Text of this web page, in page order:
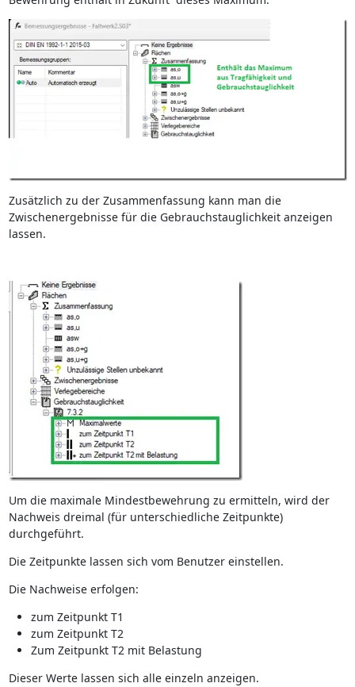
Zusätzlich zu der Zusammenfassung kann man die
Zwischenergebnisse für die Gebrauchstauglichkeit anzeigen
lassen.
Um die maximale Mindestbewehrung zu ermitteln, wird der
Nachweis dreimal (für unterschiedliche Zeitpunkte)
durchgeführt.
Die Zeitpunkte lassen sich vom Benutzer einstellen.
Die Nachweise erfolgen:
zum Zeitpunkt T1
zum Zeitpunkt T2
Zum Zeitpunkt T2 mit Belastung
Dieser Werte lassen sich alle einzeln anzeigen.